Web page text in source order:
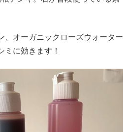
、オーガニックローズウォーター
ミに効きます！